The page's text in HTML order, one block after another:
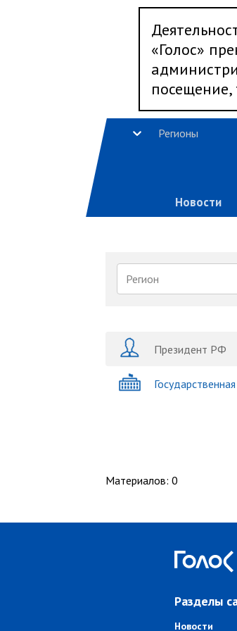
«Голос»
посещение,
Регионы
Новости
Регион
Президент РФ
Материалов: 0
Разделы
Новости